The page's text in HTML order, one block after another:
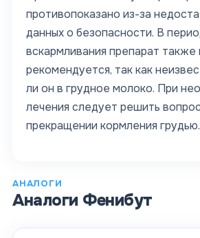
противопоказано из-за
данных о безопасности. В
вскармливания препарат также
рекомендуется, так как
ли он в грудное молоко. При
лечения следует решить
прекращении кормления грудью.
АНАЛОГИ
Аналоги Фенибут